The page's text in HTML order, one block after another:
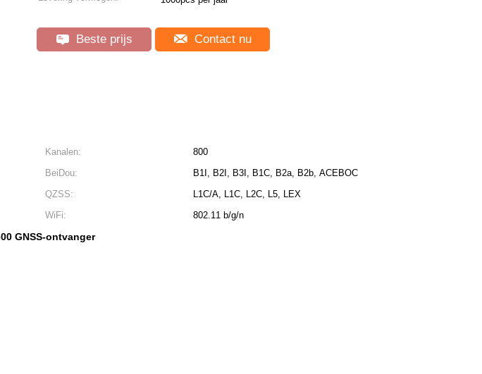
Beste prijs Contact nu
Kanalen:
800
BeiDou:
B1I, B2I, B3I, B1C, B2a, B2b, ACEBOC
QZSS:
L1C/A, L1C, L2C, L5, LEX
WiFi:
802.11 b/g/n
GNSS-ontvanger